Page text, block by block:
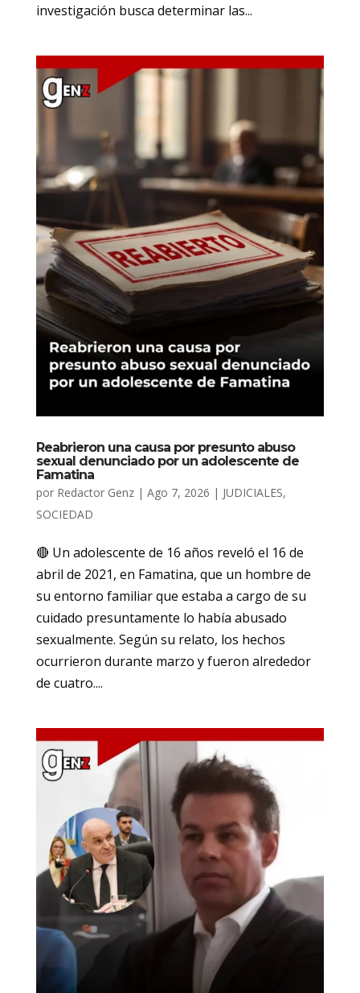
investigación busca determinar las...
Reabrieron una causa por presunto abuso
sexual denunciado por un adolescente de
Famatina
por Redactor Genz| Ago 7, 2026 | JUDICIALES,
SOCIEDAD
🔴 Un adolescente de 16 años reveló el 16 de
abril de 2021, en Famatina, que un hombre de
su entorno familiar que estaba a cargo de su
cuidado presuntamente lo había abusado
sexualmente. Según su relato, los hechos
ocurrieron durante marzo y fueron alrededor
de cuatro....